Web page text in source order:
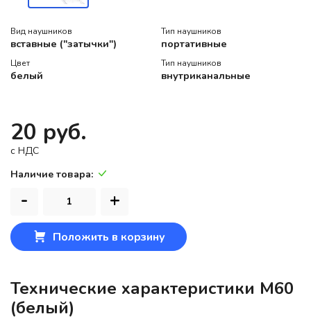
Вид наушников
вставные ("затычки")
Тип наушников
портативные
Цвет
белый
Тип наушников
внутриканальные
20 руб.
c НДС
Наличие товара:
- +
Положить в корзину
Технические характеристики M60
(белый)